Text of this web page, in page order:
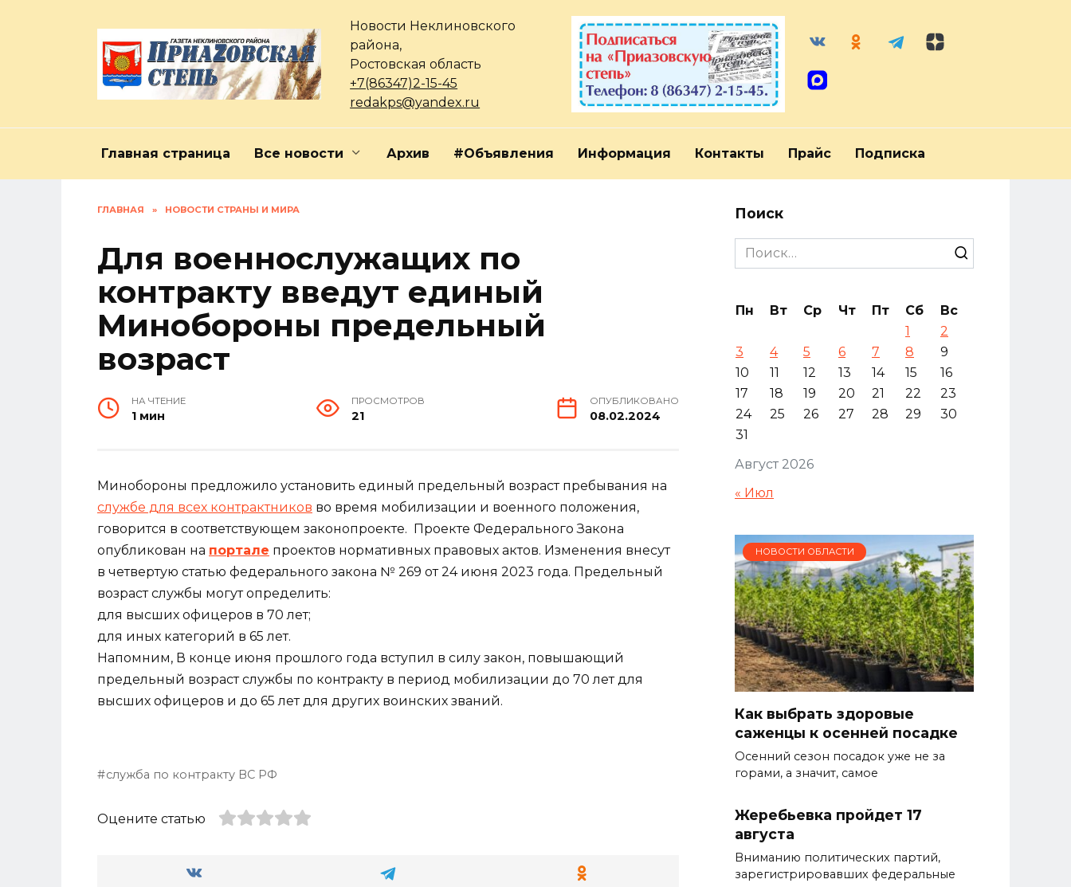
Новости Неклиновского
района,
Ростовская область
+7(86347)2-15-45
redakps@yandex.ru
Главная страница Все новости Архив #Объявления Информация Контакты Прайс Подписка
ГЛАВНАЯ » НОВОСТИ СТРАНЫ И МИРА
Для военнослужащих по
контракту введут единый
Минобороны предельный
возраст
НА ЧТЕНИЕ
1 мин
ПРОСМОТРОВ
21
ОПУБЛИКОВАНО
08.02.2024
Минобороны предложило установить единый предельный возраст пребывания на
службе для всех контрактников во время мобилизации и военного положения,
говорится в соответствующем законопроекте. Проекте Федерального Закона
опубликован на портале проектов нормативных правовых актов. Изменения внесут
в четвертую статью федерального закона № 269 от 24 июня 2023 года. Предельный
возраст службы могут определить:
для высших офицеров в 70 лет;
для иных категорий в 65 лет.
Напомним, В конце июня прошлого года вступил в силу закон, повышающий
предельный возраст службы по контракту в период мобилизации до 70 лет для
высших офицеров и до 65 лет для других воинских званий.
служба по контракту ВС РФ
Оцените статью
Поиск
Search
for:
Август 2026
Пн Вт Ср Чт Пт Сб
Вс
1
2
3
4 5 6 7 8
9
10
11 12 13 14 15
16
17
18 19 20 21 22
23
24
25 26 27 28 29
30
31
« Июл
НОВОСТИ ОБЛАСТИ
Как выбрать здоровые
саженцы к осенней посадке
Осенний сезон посадок уже не за
горами, а значит, самое
Жеребьевка пройдет 17
августа
Вниманию политических партий,
зарегистрировавших федеральные